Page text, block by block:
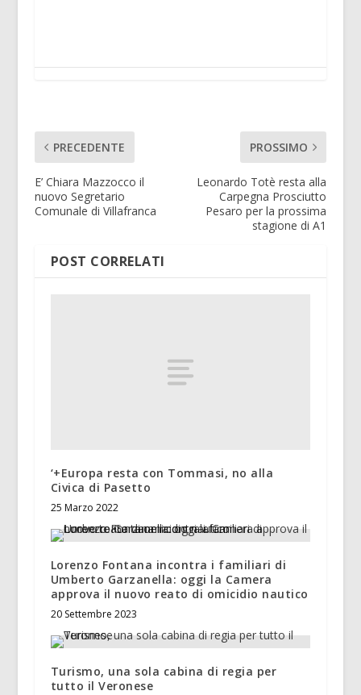
PRECEDENTE
E’ Chiara Mazzocco il
nuovo Segretario
Comunale di Villafranca
PROSSIMO
Leonardo Totè resta alla
Carpegna Prosciutto
Pesaro per la prossima
stagione di A1
POST CORRELATI
‘+Europa resta con Tommasi, no alla
Civica di Pasetto
25 Marzo 2022
Lorenzo Fontana incontra i familiari di
Umberto Garzanella: oggi la Camera
approva il nuovo reato di omicidio nautico
20 Settembre 2023
Turismo, una sola cabina di regia per
tutto il Veronese